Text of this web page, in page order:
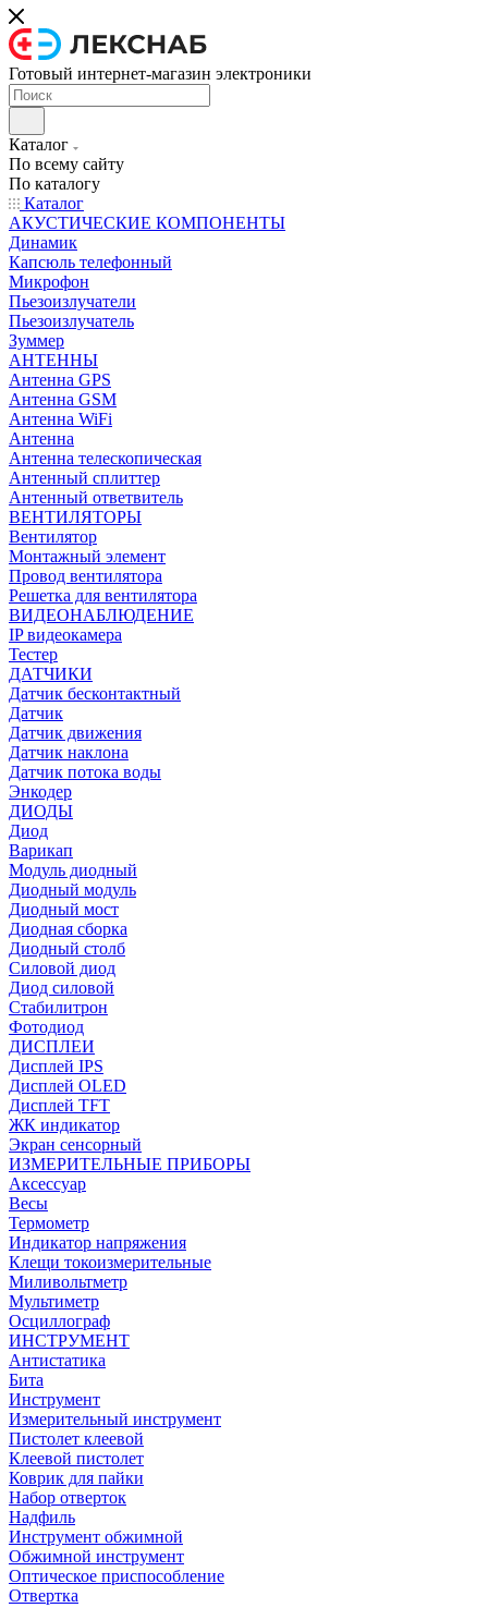
Готовый интернет-магазин электроники
Каталог
По всему сайту
По каталогу
Каталог
АКУСТИЧЕСКИЕ КОМПОНЕНТЫ
Динамик
Капсюль телефонный
Микрофон
Пьезоизлучатели
Пьезоизлучатель
Зуммер
АНТЕННЫ
Антенна GPS
Антенна GSM
Антенна WiFi
Антенна
Антенна телескопическая
Антенный сплиттер
Антенный ответвитель
ВЕНТИЛЯТОРЫ
Вентилятор
Монтажный элемент
Провод вентилятора
Решетка для вентилятора
ВИДЕОНАБЛЮДЕНИЕ
IP видеокамера
Тестер
ДАТЧИКИ
Датчик бесконтактный
Датчик
Датчик движения
Датчик наклона
Датчик потока воды
Энкодер
ДИОДЫ
Диод
Варикап
Модуль диодный
Диодный модуль
Диодный мост
Диодная сборка
Диодный столб
Силовой диод
Диод силовой
Стабилитрон
Фотодиод
ДИСПЛЕИ
Дисплей IPS
Дисплей OLED
Дисплей TFT
ЖК индикатор
Экран сенсорный
ИЗМЕРИТЕЛЬНЫЕ ПРИБОРЫ
Аксессуар
Весы
Термометр
Индикатор напряжения
Клещи токоизмерительные
Миливольтметр
Мультиметр
Осциллограф
ИНСТРУМЕНТ
Антистатика
Бита
Инструмент
Измерительный инструмент
Пистолет клеевой
Клеевой пистолет
Коврик для пайки
Набор отверток
Надфиль
Инструмент обжимной
Обжимной инструмент
Оптическое приспособление
Отвертка